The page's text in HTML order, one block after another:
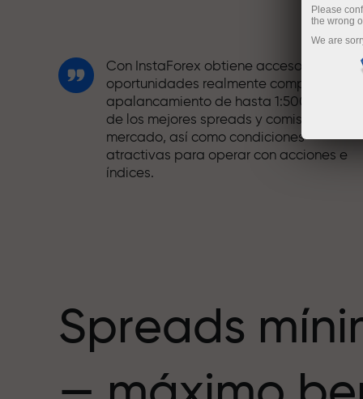
Con InstaForex obtiene acceso a
oportunidades realmente competitivas:
apalancamiento de hasta 1:5000, unos
de los mejores spreads y comisiones del
mercado, así como condiciones
atractivas para operar con acciones e
índices.
de las operaciones comparten los
mismos valores. Ales Loprais aporta
Spreads
Please
the wrong
We are